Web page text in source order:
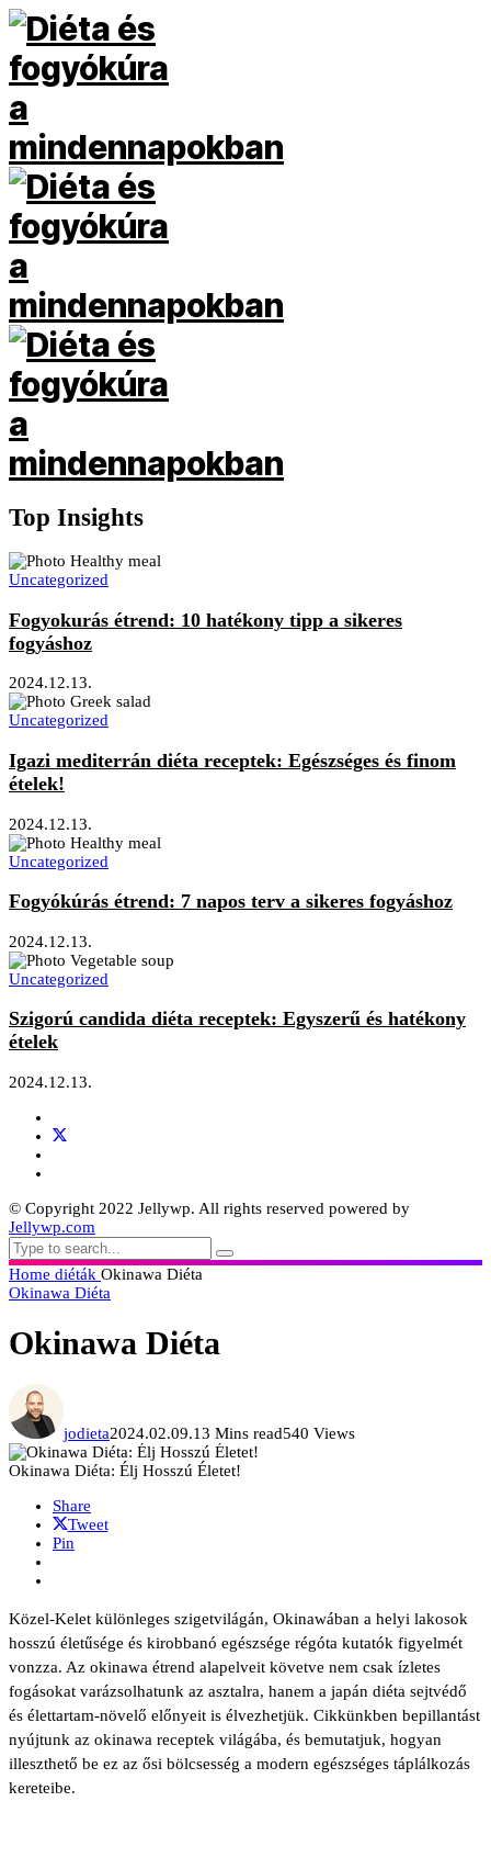
Top Insights
Uncategorized
Fogyokurás étrend: 10 hatékony tipp a sikeres
fogyáshoz
2024.12.13.
Uncategorized
Igazi mediterrán diéta receptek: Egészséges és finom
ételek!
2024.12.13.
Uncategorized
Fogyókúrás étrend: 7 napos terv a sikeres fogyáshoz
2024.12.13.
Uncategorized
Szigorú candida diéta receptek: Egyszerű és hatékony
ételek
2024.12.13.
© Copyright 2022 Jellywp. All rights reserved powered by
Jellywp.com
Home diéták Okinawa Diéta
Okinawa Diéta
Okinawa Diéta
jodieta2024.02.09.13 Mins read540 Views
Okinawa Diéta: Élj Hosszú Életet!
Share
Tweet
Pin
Közel-Kelet különleges szigetvilágán, Okinawában a helyi lakosok
hosszú életűsége és kirobbanó egészsége régóta kutatók figyelmét
vonzza. Az okinawa étrend alapelveit követve nem csak ízletes
fogásokat varázsolhatunk az asztalra, hanem a japán diéta sejtvédő
és élettartam-növelő előnyeit is élvezhetjük. Cikkünkben bepillantást
nyújtunk az okinawa receptek világába, és bemutatjuk, hogyan
illeszthető be ez az ősi bölcsesség a modern egészséges táplálkozás
kereteibe.